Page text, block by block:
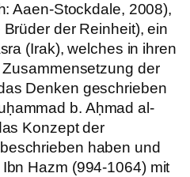
Aaen-Stockdale, 2008),
Brüder der Reinheit), ein
(Irak), welches in ihren
der
Denken geschrieben
b. Aḥmad al-
Konzept der
haben und
Hazm (994-1064) mit